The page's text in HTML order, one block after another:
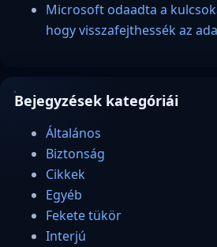
Microsoft odaadta a
hogy visszafejthessék az
Bejegyzések kategóriái
Általános
Biztonság
Cikkek
Egyéb
Fekete tükör
Interjú